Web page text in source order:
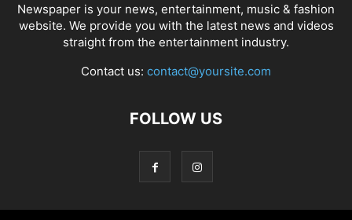
Newspaper is your news, entertainment, music & fashion
website. We provide you with the latest news and videos
straight from the entertainment industry.
Contact us: contact@yoursite.com
FOLLOW US